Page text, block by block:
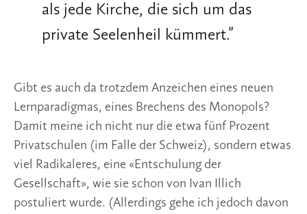
als jede Kirche, die sich um das
private Seelenheil kümmert.”
Gibt es auch da trotzdem Anzeichen eines neuen
Lernparadigmas, eines Brechens des Monopols?
Damit meine ich nicht nur die etwa fünf Prozent
Privatschulen (im Falle der Schweiz), sondern etwas
viel Radikaleres, eine «Entschulung der
Gesellschaft», wie sie schon von Ivan Illich
postuliert wurde. (Allerdings gehe ich jedoch davon